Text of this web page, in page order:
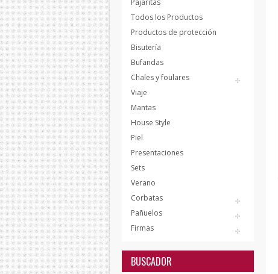
Pajaritas
Todos los Productos
Productos de protección
Bisutería
Bufandas
Chales y foulares
Viaje
Mantas
House Style
Piel
Presentaciones
Sets
Verano
Corbatas
Pañuelos
Firmas
BUSCADOR